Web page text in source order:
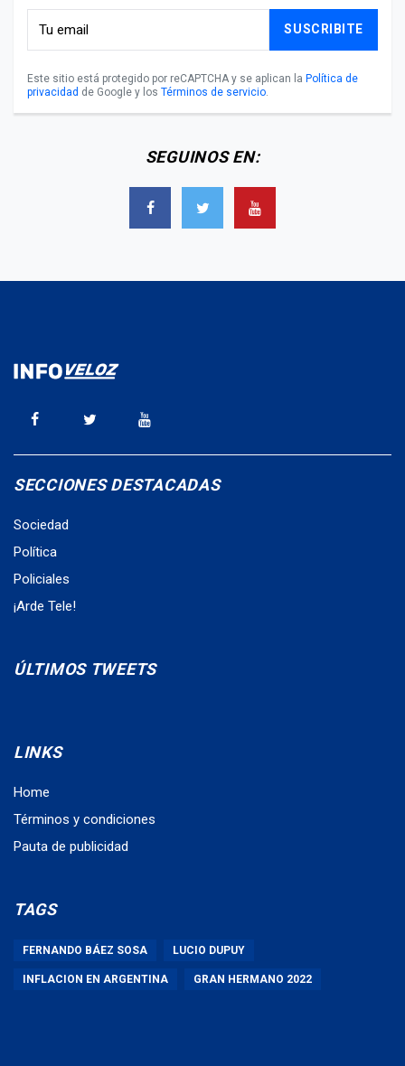
SUSCRIBITE
Este sitio está protegido por reCAPTCHA y se aplican la Política de
privacidad de Google y los Términos de servicio.
SEGUINOS EN:
SECCIONES DESTACADAS
Sociedad
Política
Policiales
¡Arde Tele!
ÚLTIMOS TWEETS
LINKS
Home
Términos y condiciones
Pauta de publicidad
TAGS
FERNANDO BÁEZ SOSA LUCIO DUPUY
INFLACION EN ARGENTINA GRAN HERMANO 2022